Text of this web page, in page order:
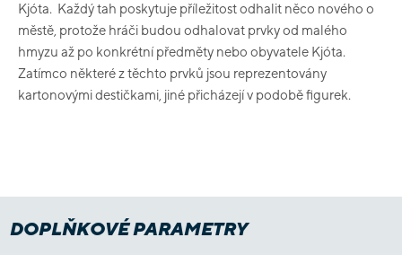
Kjóta. Každý tah poskytuje příležitost odhalit něco nového o
městě, protože hráči budou odhalovat prvky od malého
hmyzu až po konkrétní předměty nebo obyvatele Kjóta.
Zatímco některé z těchto prvků jsou reprezentovány
kartonovými destičkami, jiné přicházejí v podobě figurek.
DOPLŇKOVÉ PARAMETRY